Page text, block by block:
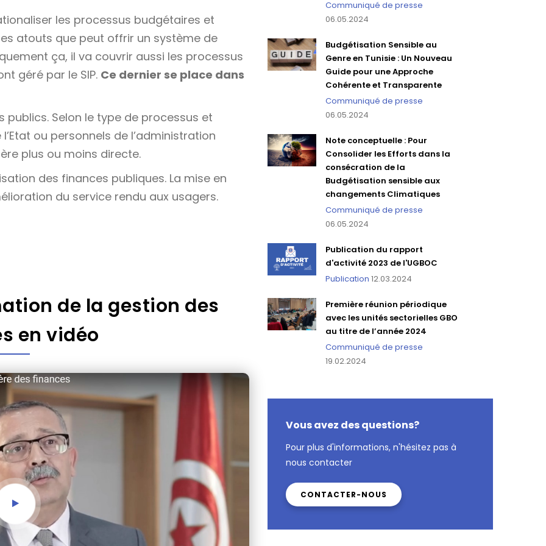
les processus budgétaires et
atouts que peut offrir un système de
ça, il va couvrir aussi les processus
géré par le SIP. Ce dernier se place dans
publics. Selon le type de processus et
ou personnels de l’administration
plus ou moins directe.
des finances publiques. La mise en
du service rendu aux usagers.
de la gestion des
en vidéo
Communiqué de presse
06.05.2024
Budgétisation Sensible au
Genre en Tunisie : Un Nouveau
Guide pour une Approche
Cohérente et Transparente
Communiqué de presse
06.05.2024
Note conceptuelle : Pour
Consolider les Efforts dans la
consécration de la
Budgétisation sensible aux
changements Climatiques
Communiqué de presse
06.05.2024
Publication du rapport
d'activité 2023 de l'UGBOC
Publication 12.03.2024
Première réunion périodique
avec les unités sectorielles GBO
au titre de l’année 2024
Communiqué de presse
19.02.2024
Vous avez des questions?
Pour plus d'informations, n'hésitez pas à
nous contacter
CONTACTER-NOUS